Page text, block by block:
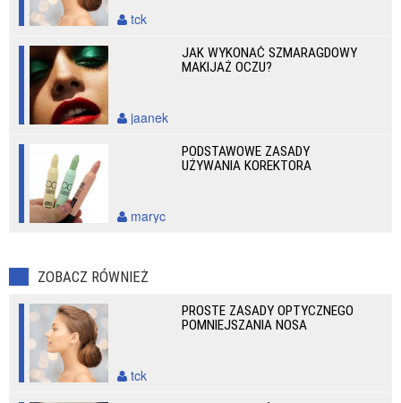
tck
JAK WYKONAĆ SZMARAGDOWY
MAKIJAŻ OCZU?
jaanek
PODSTAWOWE ZASADY
UŻYWANIA KOREKTORA
maryc
ZOBACZ RÓWNIEŻ
PROSTE ZASADY OPTYCZNEGO
POMNIEJSZANIA NOSA
tck